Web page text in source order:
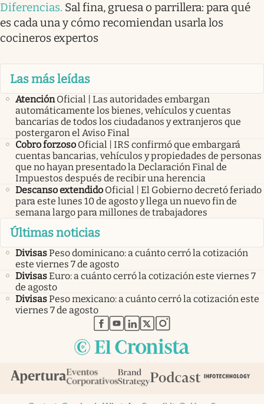
Diferencias. Sal fina, gruesa o parrillera: para qué
es cada una y cómo recomiendan usarla los
cocineros expertos
Las más leídas
Atención Oficial | Las autoridades embargan
automáticamente los bienes, vehículos y cuentas
bancarias de todos los ciudadanos y extranjeros que
postergaron el Aviso Final
Cobro forzoso Oficial | IRS confirmó que embargará
cuentas bancarias, vehículos y propiedades de personas
que no hayan presentado la Declaración Final de
Impuestos después de recibir una herencia
Descanso extendido Oficial | El Gobierno decretó feriado
para este lunes 10 de agosto y llega un nuevo fin de
semana largo para millones de trabajadores
Últimas noticias
DivisasPeso dominicano: a cuánto cerró la cotización
este viernes 7 de agosto
DivisasEuro: a cuánto cerró la cotización este viernes 7
de agosto
DivisasPeso mexicano: a cuánto cerró la cotización este
viernes 7 de agosto
abre en nueva pestaña
abre en nueva pestaña
abre en nueva pestaña
abre en nueva pestaña
abre en nueva pestaña